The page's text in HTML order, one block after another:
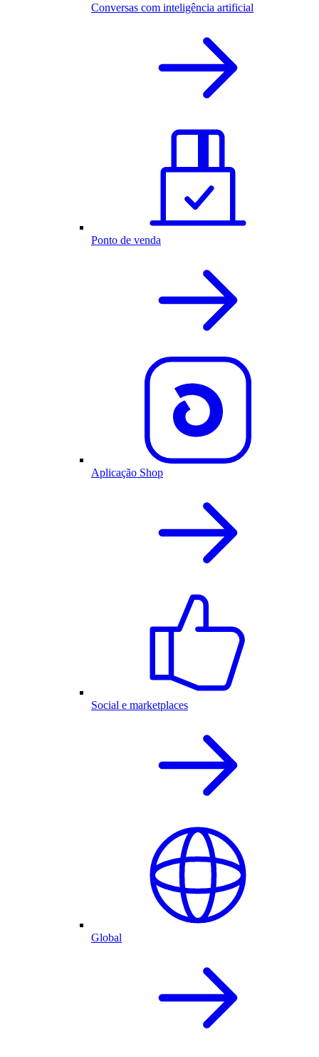
Conversas com inteligência artificial
Ponto de venda
Aplicação Shop
Social e marketplaces
Global